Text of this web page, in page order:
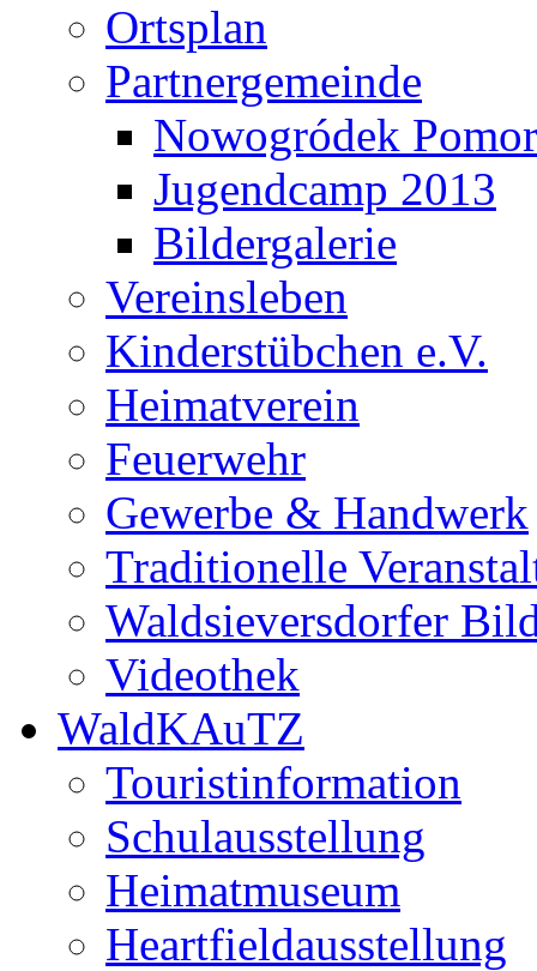
Ortsplan
Partnergemeinde
Nowogródek
Jugendcamp 2013
Bildergalerie
Vereinsleben
Kinderstübchen e.V.
Heimatverein
Feuerwehr
Gewerbe & Handwerk
Traditionelle
Waldsieversdorfer
Videothek
WaldKAuTZ
Touristinformation
Schulausstellung
Heimatmuseum
Heartfieldausstellung